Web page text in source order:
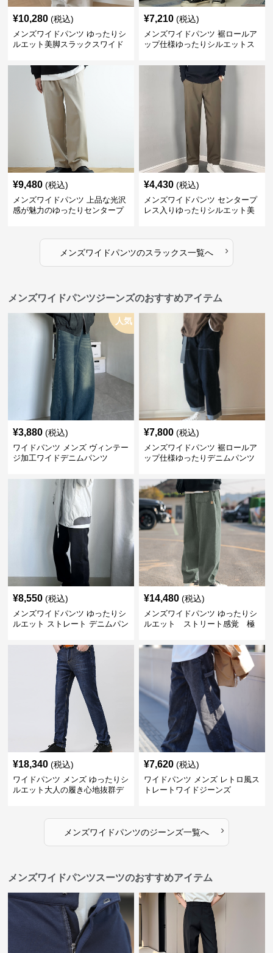
¥10,280 (税込)
メンズワイドパンツ ゆったりシ
ルエット美脚スラックスワイド
¥7,210 (税込)
メンズワイドパンツ 裾ロールア
ップ仕様ゆったりシルエットス
¥9,480 (税込)
メンズワイドパンツ 上品な光沢
感が魅力のゆったりセンタープ
¥4,430 (税込)
メンズワイドパンツ センタープ
レス入りゆったりシルエット美
メンズワイドパンツのスラックス一覧へ ›
メンズワイドパンツジーンズのおすすめアイテム
人気
¥3,880 (税込)
ワイドパンツ メンズ ヴィンテー
ジ加工ワイドデニムパンツ
¥7,800 (税込)
メンズワイドパンツ 裾ロールア
ップ仕様ゆったりデニムパンツ
¥8,550 (税込)
メンズワイドパンツ ゆったりシ
ルエット ストレート デニムパン
¥14,480 (税込)
メンズワイドパンツ ゆったりシ
ルエット ストリート感覚 極
¥18,340 (税込)
ワイドパンツ メンズ ゆったりシ
ルエット大人の履き心地抜群デ
¥7,620 (税込)
ワイドパンツ メンズ レトロ風ス
トレートワイドジーンズ
メンズワイドパンツのジーンズ一覧へ ›
メンズワイドパンツスーツのおすすめアイテム